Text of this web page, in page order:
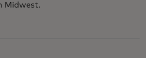
Midwest.